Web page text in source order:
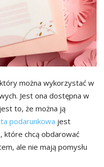
można wykorzystać w
Jest ona dostępna w
to, że można ją
podarunkowa jest
które chcą obdarować
ale nie mają pomysłu